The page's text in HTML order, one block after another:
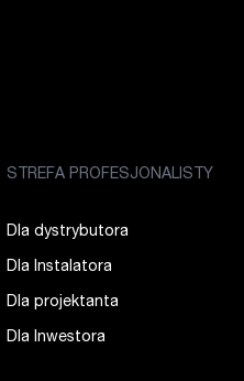
STREFA PROFESJONALISTY
Dla dystrybutora
Dla Instalatora
Dla projektanta
Dla Inwestora